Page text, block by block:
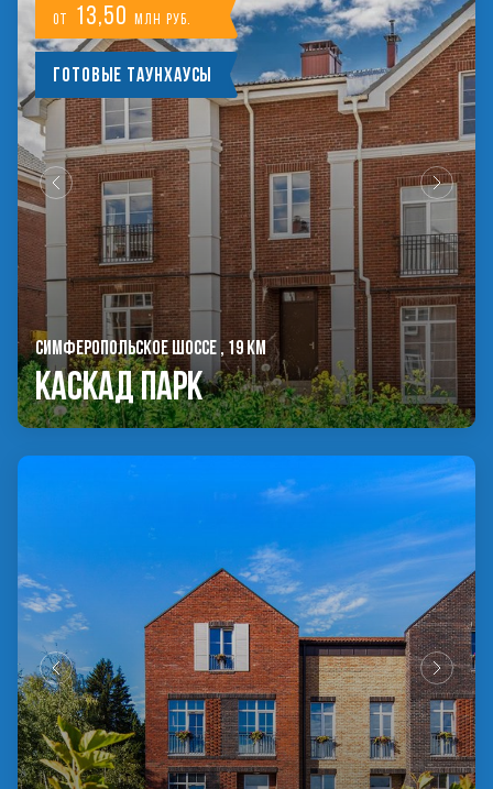
от 13,50 млн руб.
Готовые таунхаусы
СИМФЕРОПОЛЬСКОЕ ШОССЕ , 19 КМ
Каскад Парк